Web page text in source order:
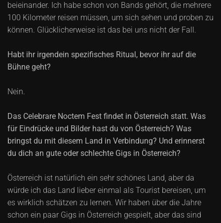
beieinander. Ich habe schon von Bands gehört, die mehrere
100 Kilometer reisen müssen, um sich sehen und proben zu
können. Glücklicherweise ist das bei uns nicht der Fall.
Habt ihr irgendein spezifisches Ritual, bevor ihr auf die
Bühne geht?
Nein.
Das Celebrare Noctem Fest findet in Österreich statt. Was
für Eindrücke und Bilder hast du von Österreich? Was
bringst du mit diesem Land in Verbindung? Und erinnerst
du dich an gute oder schlechte Gigs in Österreich?
Österreich ist natürlich ein sehr schönes Land, aber da
würde ich das Land lieber einmal als Tourist bereisen, um
es wirklich schätzen zu lernen. Wir haben über die Jahre
schon ein paar Gigs in Österreich gespielt, aber das sind